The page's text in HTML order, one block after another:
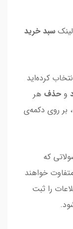
سبد خرید
کرده‌اید
و حذف هر
بر روی دکمه‌ی
که
خواهند
را ثبت